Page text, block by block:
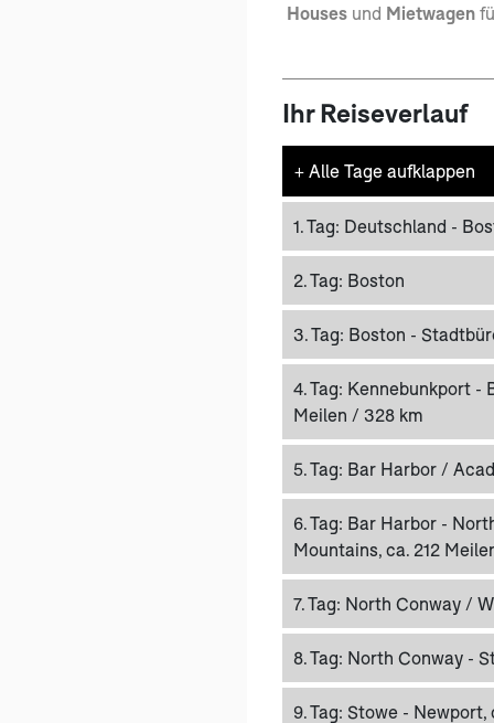
Houses und Mietwagen
Ihr Reiseverlauf
+ Alle Tage aufklappen
1. Tag: Deutschland -
2. Tag: Boston
3. Tag: Boston -
4. Tag: Kennebunkport -
Meilen / 328 km
5. Tag: Bar Harbor /
6. Tag: Bar Harbor -
Mountains, ca. 212
7. Tag: North Conway /
8. Tag: North Conway -
9. Tag: Stowe - Newport,